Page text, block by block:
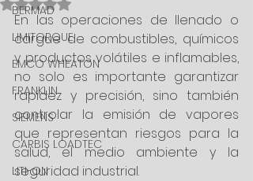
BERMAD
LIMITORQUE
EMCO WHEATON
FRANKLIN
SIEMENS
CARBIS LOADTEC
LITI-ON
En las operaciones de llenado o
cargue de combustibles, químicos
y productos volátiles e inflamables,
no solo es importante garantizar
rapidez y precisión, sino también
controlar la emisión de vapores
que representan riesgos para la
salud, el medio ambiente y la
seguridad industrial.